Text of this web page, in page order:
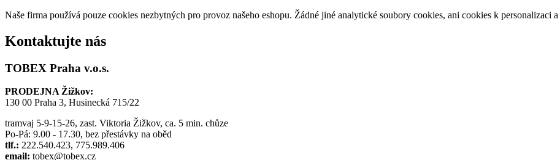
Naše firma používá pouze cookies nezbytných pro provoz našeho eshopu. Žádné jiné analytické soubory cookies, ani cookies k personalizaci
Kontaktujte nás
TOBEX Praha v.o.s.
PRODEJNA Žižkov:
130 00 Praha 3, Husinecká 715/22
tramvaj 5-9-15-26, zast. Viktoria Žižkov, ca. 5 min. chůze
Po-Pá: 9.00 - 17.30, bez přestávky na oběd
tlf.: 222.540.423, 775.989.406
email: tobex@tobex.cz